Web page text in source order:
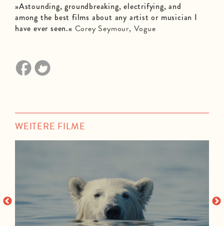
»Astounding, groundbreaking, electrifying, and
among the best films about any artist or musician I
have ever seen.« Corey Seymour, Vogue
WEITERE FILME